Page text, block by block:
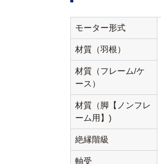
モーター形式
材質（羽根）
材質（フレーム/ケ
ース）
材質（脚【ノンフレ
ーム用】)
絶縁階級
軸受